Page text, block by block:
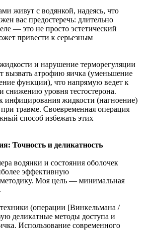
живут с водянкой, надеясь, что
вас предостеречь: длительно
— это не просто эстетический
привести к серьезным
и нарушение терморегуляции
вызвать атрофию яичка (уменьшение
функции), что напрямую ведет к
снижению уровня тестостерона.
инфицирования жидкости (нагноение)
травме. Своевременная операция
способ избежать этих
Точность и деликатность
водянки и состояния оболочек
эффективную
Моя цель — минимальная
(операции [Винкельмана /
деликатные методы доступа и
Использование современного